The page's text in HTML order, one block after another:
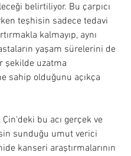
belirtiliyor. Bu çarpıcı
teşhisin sadece tedavi
kalmayıp, aynı
yaşam sürelerini de
şekilde uzatma
sahip olduğunu açıkça
bu acı gerçek ve
sunduğu umut verici
kanseri araştırmalarının